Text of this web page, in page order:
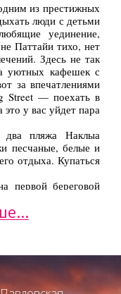
из престижных
люди с детьми
уединение,
Паттайи тихо, нет
Здесь не так
уютных кафешек с
за впечатлениями
Street — поехать в
у вас уйдет пара
два пляжа Наклыа
песчаные, белые и
отдыха. Купаться
первой береговой
и сами
Северной Паттайи
эпицентр